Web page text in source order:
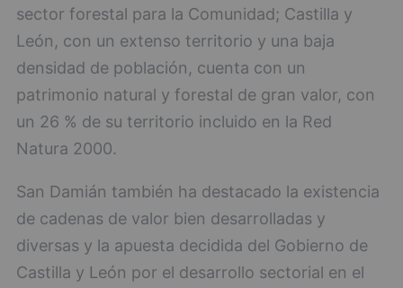
sector forestal para la Comunidad; Castilla y
León, con un extenso territorio y una baja
densidad de población, cuenta con un
patrimonio natural y forestal de gran valor, con
un 26 % de su territorio incluido en la Red
Natura 2000.
San Damián también ha destacado la existencia
de cadenas de valor bien desarrolladas y
diversas y la apuesta decidida del Gobierno de
Castilla y León por el desarrollo sectorial en el